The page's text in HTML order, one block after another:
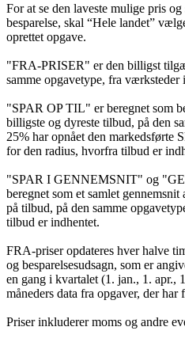
For at se den laveste mulige pris
besparelse, skal “Hele landet”
oprettet opgave.
"FRA-PRISER" er den billigst
samme opgavetype, fra værksteder
"SPAR OP TIL" er beregnet som
billigste og dyreste tilbud, på den
25% har opnået den markedsførte
for den radius, hvorfra tilbud er
"SPAR I GENNEMSNIT" og
beregnet som et samlet
på tilbud, på den samme
tilbud er indhentet.
FRA-priser opdateres hver halve
og besparelsesudsagn, som er
en gang i kvartalet (1. jan., 1. apr.,
måneders data fra opgaver, der
Priser inkluderer moms og andre